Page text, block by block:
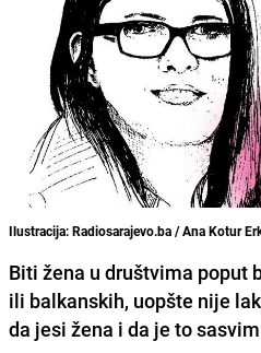
Ilustracija: Radiosarajevo.ba / Ana Kotur
Biti žena u društvima poput
ili balkanskih, uopšte nije
da jesi žena i da je to